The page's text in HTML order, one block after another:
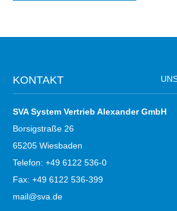
KONTAKT
SVA System Vertrieb Alexander GmbH
Borsigstraße 26
65205 Wiesbaden
Telefon: +49 6122 536-0
Fax: +49 6122 536-399
mail@sva.de